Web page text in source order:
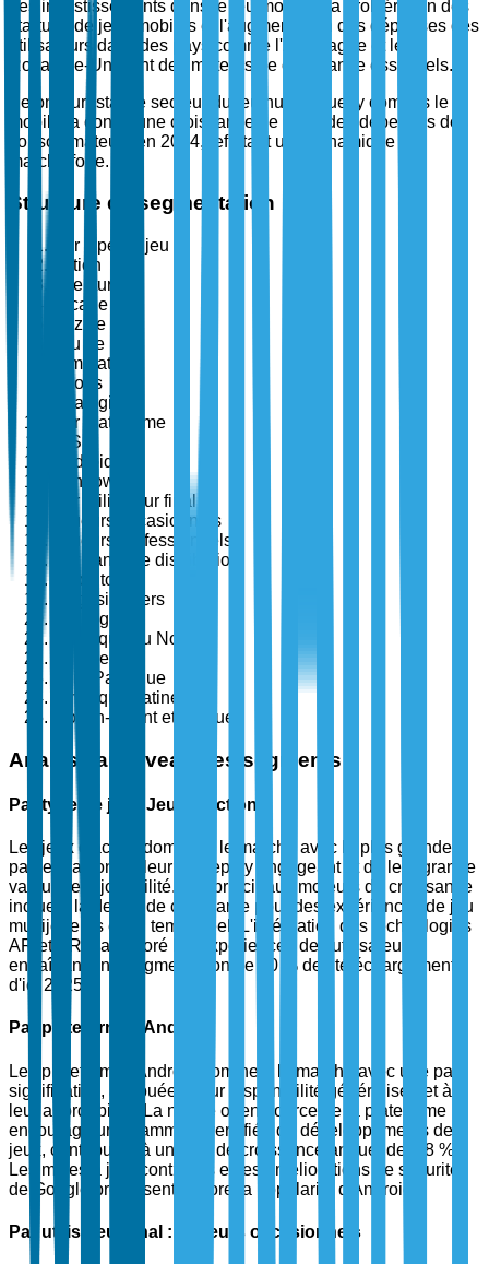
des investissements dans le jeu mobile. La prolifération des
startups de jeux mobiles et l'augmentation des dépenses des
utilisateurs dans des pays comme l'Allemagne et le
Royaume-Uni sont des moteurs de croissance essentiels.
Selon Eurostat, le secteur du jeu numérique, y compris le
mobile, a connu une croissance de 15 % des dépenses des
consommateurs en 2024, reflétant une dynamique de
marché forte.
Structure de segmentation
Par type de jeu
Action
Aventure
Arcade
Puzzle
Jeu de rôle
Simulation
Sports
Stratégie
Par plateforme
iOS
Android
Windows
Par utilisateur final
Joueurs occasionnels
Joueurs professionnels
Par canal de distribution
App Stores
Magasins tiers
Par région
Amérique du Nord
Europe
Asie-Pacifique
Amérique Latine
Moyen-Orient et Afrique
Analyse au niveau des segments
Par type de jeu : Jeux d'action
Les jeux d'action dominent le marché avec la plus grande
part en raison de leur gameplay engageant et de leur grande
valeur de rejouabilité. Les principaux moteurs de croissance
incluent la demande croissante pour des expériences de jeu
multijoueurs et en temps réel. L'intégration des technologies
AR et VR a amélioré les expériences des utilisateurs,
entraînant une augmentation de 30 % des téléchargements
d'ici 2025.
Par plateforme : Android
Les plateformes Android dominent le marché avec une part
significative, attribuée à leur disponibilité généralisée et à
leur abordabilité. La nature open-source de la plateforme
encourage une gamme diversifiée de développements de
jeux, contribuant à un taux de croissance annuel de 5,8 %.
Les mises à jour continues et les améliorations de sécurité
de Google propulsent encore la popularité d'Android.
Par utilisateur final : Joueurs occasionnels